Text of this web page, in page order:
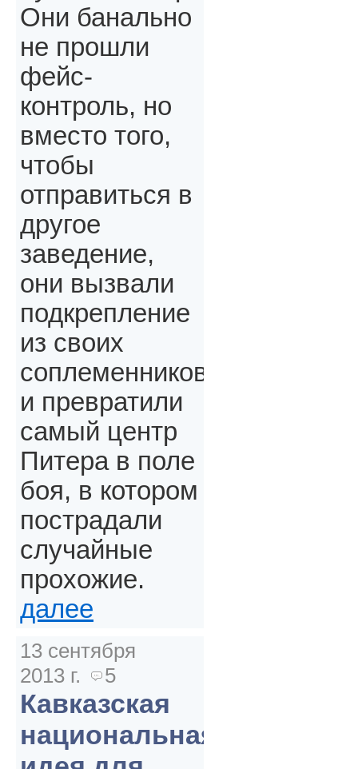
Они банально
не прошли
фейс-
контроль, но
вместо того,
чтобы
отправиться в
другое
заведение,
они вызвали
подкрепление
из своих
соплеменников
и превратили
самый центр
Питера в поле
боя, в котором
пострадали
случайные
прохожие.
далее
13 сентября
2013 г.
5
Кавказская
национальная